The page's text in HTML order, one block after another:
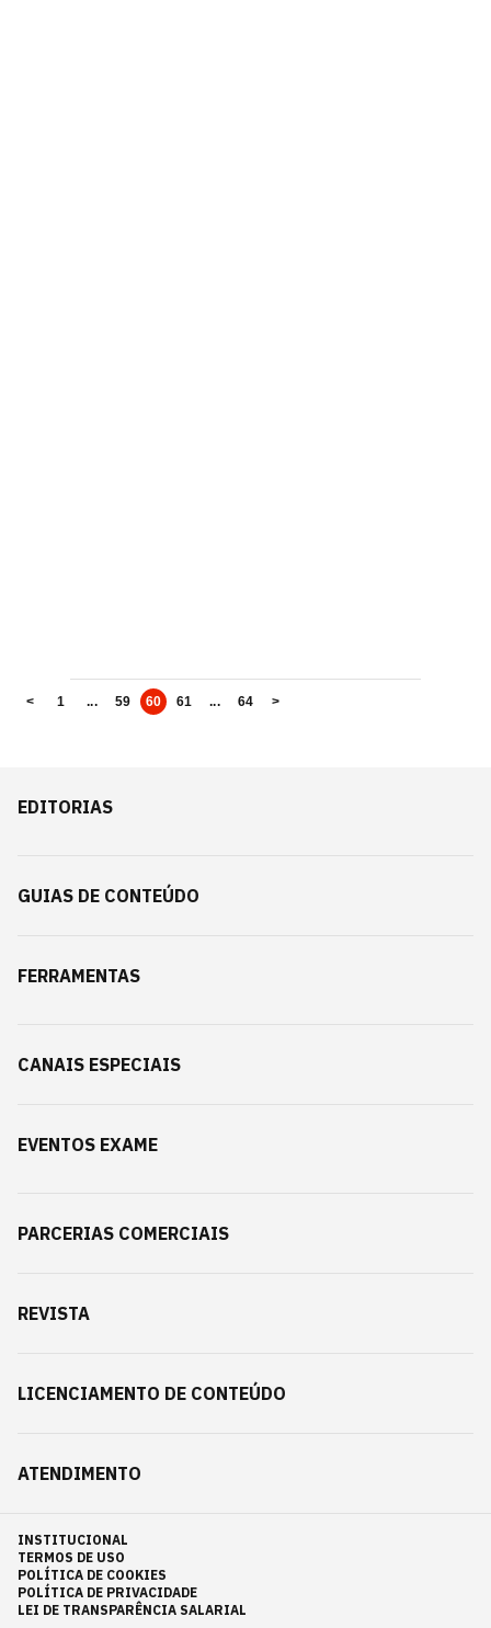
< 1 ... 59 60 61 ... 64 >
EDITORIAS
GUIAS DE CONTEÚDO
FERRAMENTAS
CANAIS ESPECIAIS
EVENTOS EXAME
PARCERIAS COMERCIAIS
REVISTA
LICENCIAMENTO DE CONTEÚDO
ATENDIMENTO
INSTITUCIONAL
TERMOS DE USO
POLÍTICA DE COOKIES
POLÍTICA DE PRIVACIDADE
LEI DE TRANSPARÊNCIA SALARIAL